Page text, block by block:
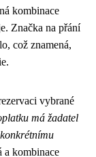
kombinace
Značka na přání
což znamená,
vybrané
má žadatel
a kombinace